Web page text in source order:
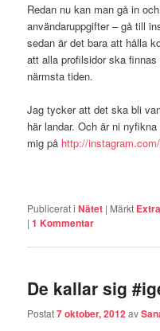
Redan nu kan man gå in
användaruppgifter – gå till
sedan är det bara att hålla
att alla profilsidor ska
närmsta tiden.
Jag tycker att det ska bli
här landar. Och är ni
mig på http://
Publicerat i Nätet | Märkt
|1 Kommentar
De kallar sig
Postat7 oktober, 2012av